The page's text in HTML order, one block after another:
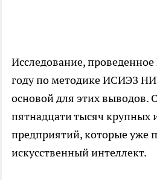
Исследование, проведенное
году по методике ИСИЭЗ
основой для этих выводов.
пятнадцати тысяч крупных
предприятий, которые уже
искусственный интеллект.